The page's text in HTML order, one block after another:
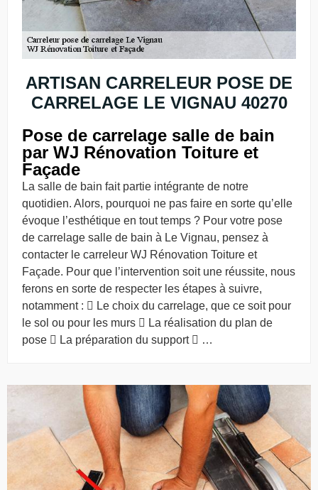
ARTISAN CARRELEUR POSE DE
CARRELAGE LE VIGNAU 40270
Pose de carrelage salle de bain
par WJ Rénovation Toiture et
Façade
La salle de bain fait partie intégrante de notre
quotidien. Alors, pourquoi ne pas faire en sorte qu’elle
évoque l’esthétique en tout temps ? Pour votre pose
de carrelage salle de bain à Le Vignau, pensez à
contacter le carreleur WJ Rénovation Toiture et
Façade. Pour que l’intervention soit une réussite, nous
ferons en sorte de respecter les étapes à suivre,
notamment :  Le choix du carrelage, que ce soit pour
le sol ou pour les murs  La réalisation du plan de
pose  La préparation du support  …